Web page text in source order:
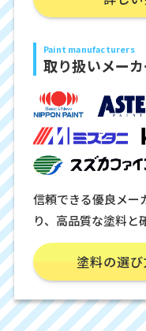
Paint manufacturers
取り扱いメーカ
信頼できる優良メー
り、高品質な塗料と
塗料の選